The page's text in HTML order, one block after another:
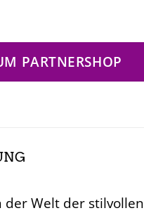
PARTNERSHOP
Welt der stilvollen